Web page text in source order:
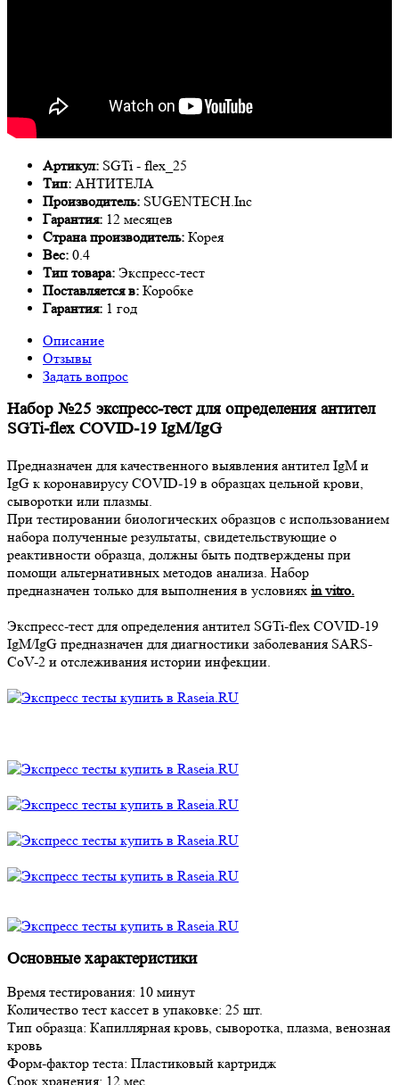
Артикул: SGTi - flex_25
Тип: АНТИТЕЛА
Производитель: SUGENTECH.Inc
Гарантия: 12 месяцев
Страна производитель: Корея
Вес: 0.4
Тип товара: Экспресс-тест
Поставляется в: Коробке
Гарантия: 1 год
Описание
Отзывы
Задать вопрос
Набор №25 экспресс-тест для определения антител
SGTi-flex COVID-19 IgM/IgG
Предназначен для качественного выявления антител IgM и
IgG к коронавирусу COVID-19 в образцах цельной крови,
сыворотки или плазмы.
При тестировании биологических образцов с использованием
набора полученные результаты, свидетельствующие о
реактивности образца, должны быть подтверждены при
помощи альтернативных методов анализа. Набор
предназначен только для выполнения в условиях in vitro.
Экспресс-тест для определения антител SGTi-flex COVID-19
IgM/IgG предназначен для диагностики заболевания SARS-
CoV-2 и отслеживания истории инфекции.
Основные характеристики
Время тестирования: 10 минут
Количество тест кассет в упаковке: 25 шт.
Тип образца: Капиллярная кровь, сыворотка, плазма, венозная
кровь
Форм-фактор теста: Пластиковый картридж
Срок хранения: 12 мес.